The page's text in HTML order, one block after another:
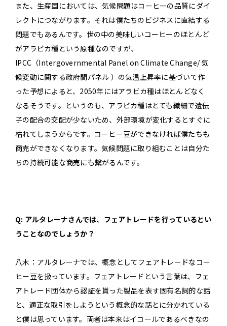
また、生産国においては、気候問題はコーヒーの品質にダイ
レクトにつながります。それは僕たちのビジネスに直結する
問題でもあるんです。世の中の美味しいコーヒーのほとんど
がアラビカ種という原種なのですが、
IPCC（Intergovernmental Panel on Climate Change/ 気
候変動に関する政府間パネル ）の気温上昇率に基づいて作
った予想によると、2050年にはアラビカ種はほとんどなく
なるそうです。というのも、アラビカ種はとても繊細で遺伝
子の配合の交配が少ないため、外部環境が変化するとすぐに
枯れてしまうからです。コーヒー豆ができなければ僕たちも
商売ができなくなります。気候問題に取り組むことは自分た
ちの持続可能な商売にも繋がるんです。
Q: アルタレーナさんでは、フェアトレードを行っているとい
うことなのでしょうか？
八木：アルタレーナでは、概念としてフェアトレードなコー
ヒー豆を扱っています。フェアトレードという言葉は、フェ
アトレード団体から認証を貰った製品を表す固有名詞的な話
と、適正な取引をしようという概念的な話とに分かれている
と僕は思っています。両者は本来はイコールであるべきなの